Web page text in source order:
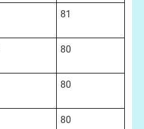
81
80
80
80